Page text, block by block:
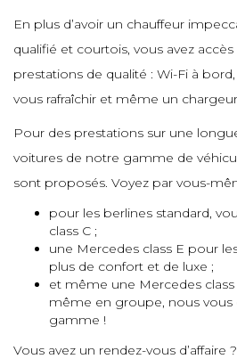
En plus d’avoir un chauffeur
qualifié et courtois, vous avez accès
prestations de qualité : Wi-Fi à
vous rafraîchir et même un
Pour des prestations sur une
voitures de notre gamme de
sont proposés. Voyez par vous-
pour les berlines standard,
class C ;
une Mercedes class E pour
plus de confort et de luxe ;
et même une Mercedes class
même en groupe, nous vous
gamme !
Vous avez un rendez-vous d’affaire